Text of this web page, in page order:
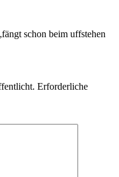
schon beim uffstehen
Erforderliche